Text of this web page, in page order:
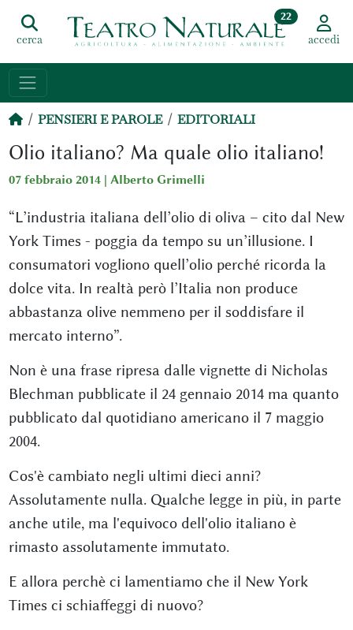
cerca
22
accedi
PENSIERI E PAROLE EDITORIALI
Olio italiano? Ma quale olio italiano!
07 febbraio 2014 | Alberto Grimelli
“L’industria italiana dell’olio di oliva – cito dal New
York Times - poggia da tempo su un’illusione. I
consumatori vogliono quell’olio perché ricorda la
dolce vita. In realtà però l’Italia non produce
abbastanza olive nemmeno per il soddisfare il
mercato interno”.
Non è una frase ripresa dalle vignette di Nicholas
Blechman pubblicate il 24 gennaio 2014 ma quanto
pubblicato dal quotidiano americano il 7 maggio
2004.
Cos'è cambiato negli ultimi dieci anni?
Assolutamente nulla. Qualche legge in più, in parte
anche utile, ma l'equivoco dell'olio italiano è
rimasto assolutamente immutato.
E allora perchè ci lamentiamo che il New York
Times ci schiaffeggi di nuovo?